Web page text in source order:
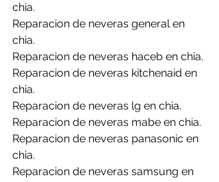
chia.
Reparacion de neveras general en
chia.
Reparacion de neveras haceb en chia.
Reparacion de neveras kitchenaid en
chia.
Reparacion de neveras lg en chia.
Reparacion de neveras mabe en chia.
Reparacion de neveras panasonic en
chia.
Reparacion de neveras samsung en